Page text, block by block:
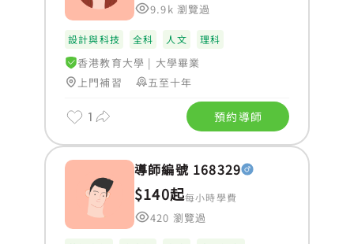
9.9k 瀏覽過
設計與科技 全科 人文 理科
香港教育大學 | 大學畢業
上門補習
五至十年
1 預約導師
導師編號 168329
$140起每小時學費
420 瀏覽過